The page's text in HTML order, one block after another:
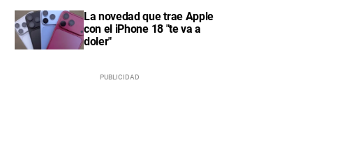
La novedad que trae Apple
con el iPhone 18 "te va a
doler"